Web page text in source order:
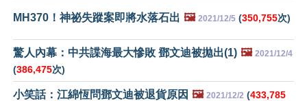
MH370！神祕失蹤案即將水落石出 🖼️ 2021/12/5 (350,755次)
驚人內幕：中共諜海最大慘敗 鄧文迪被拋出(1) 🖼️ 2021/12/4
(386,475次)
小笑話：江綿恆問鄧文迪被退貨原因 🖼️ 2021/12/2 (433,785